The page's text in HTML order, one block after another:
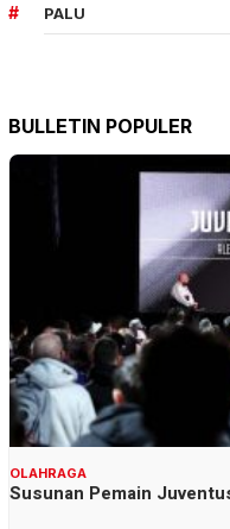
PALU
BULLETIN POPULER
OLAHRAGA
Susunan Pemain